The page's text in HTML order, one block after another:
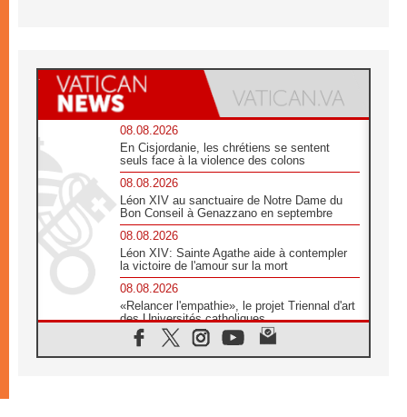
08.08.2026
En Cisjordanie, les chrétiens se sentent
seuls face à la violence des colons
08.08.2026
Léon XIV au sanctuaire de Notre Dame du
Bon Conseil à Genazzano en septembre
08.08.2026
Léon XIV: Sainte Agathe aide à contempler
la victoire de l'amour sur la mort
08.08.2026
«Relancer l'empathie», le projet Triennal d'art
des Universités catholiques
08.08.2026
Signis 2026, donner la parole aux religieuses